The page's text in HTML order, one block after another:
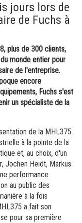
jours lors de
de Fuchs à
plus de 300 clients,
monde entier pour
de l'entreprise.
encore
Fuchs s'est
un spécialiste de la
de la MHL375 :
à la pointe de la
et, au choix, d'un
Jochen Heidt, Markus
performance
au public des
à la fois
a fait son
pour sa première